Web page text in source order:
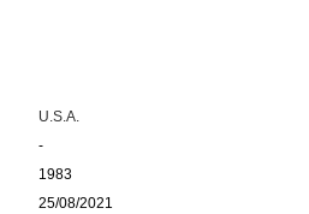
U.S.A.
-
1983
25/08/2021